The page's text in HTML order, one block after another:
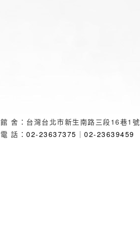
館 舍：台灣台北市新生南路三段16巷1號
電 話： 02-23637375 ｜ 02-23639459